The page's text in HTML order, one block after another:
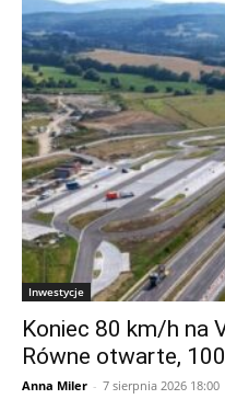
Inwestycje
Koniec 80 km/h na
Równe otwarte,
Anna Miler - 7 sierpnia 2026 18:00